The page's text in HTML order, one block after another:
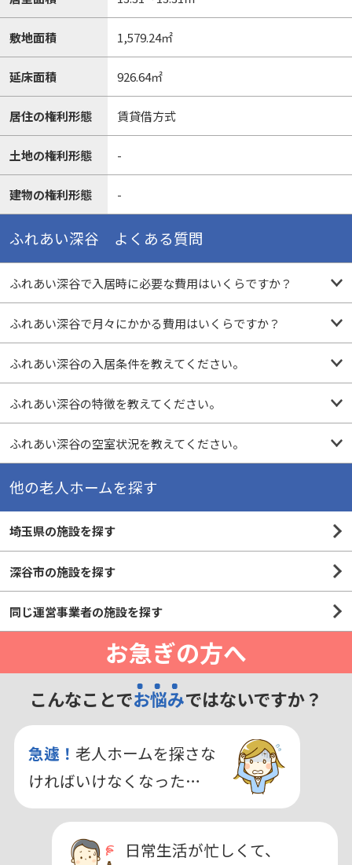
敷地面積 1,579.24㎡
延床面積 926.64㎡
居住の権利形態 賃貸借方式
土地の権利形態 -
建物の権利形態 -
ふれあい深谷 よくある質問
ふれあい深谷で入居時に必要な費用はいくらですか？
ふれあい深谷で月々にかかる費用はいくらですか？
ふれあい深谷の入居条件を教えてください。
ふれあい深谷の特徴を教えてください。
ふれあい深谷の空室状況を教えてください。
他の老人ホームを探す
埼玉県の施設を探す
深谷市の施設を探す
同じ運営事業者の施設を探す
お急ぎの方へ
こんなことでお悩みではないですか？
急遽！ 老人ホームを探さな
ければいけなくなった…
日常生活が忙しくて、